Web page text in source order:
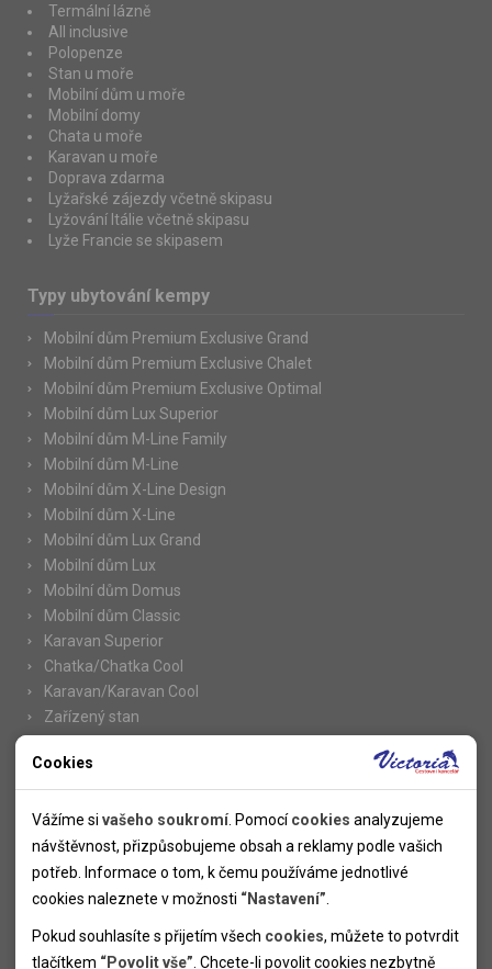
Termální lázně
All inclusive
Polopenze
Stan u moře
Mobilní dům u moře
Mobilní domy
Chata u moře
Karavan u moře
Doprava zdarma
Lyžařské zájezdy včetně skipasu
Lyžování Itálie včetně skipasu
Lyže Francie se skipasem
Typy ubytování kempy
Mobilní dům Premium Exclusive Grand
Mobilní dům Premium Exclusive Chalet
Mobilní dům Premium Exclusive Optimal
Mobilní dům Lux Superior
Mobilní dům M-Line Family
Mobilní dům M-Line
Mobilní dům X-Line Design
Mobilní dům X-Line
Mobilní dům Lux Grand
Mobilní dům Lux
Mobilní dům Domus
Mobilní dům Classic
Karavan Superior
Chatka/Chatka Cool
Karavan/Karavan Cool
Zařízený stan
Informace
Novinky
Kolektivy
SUPER FIRST MINUTE
Informace k letním pobytům
Informace o letecké dopravě
Cookies
Vážíme si vašeho soukromí . Pomocícookies analyzujeme
návštěvnost, přizpůsobujeme obsah a reklamy podle vašich
potřeb. Informace o tom, k čemu používáme jednotlivé
cookies naleznete v možnosti “Nastavení”
Pokud souhlasíte s přijetím všech cookies, můžete to potvrdit
tlačítkem “Povolit vše” . Chcete-li povolit cookies nezbytně
Nutné cookies pomáhají, aby byla webová stránka použitelná
tak, že umožní základní funkce jako navigace stránky a
přístup k zabezpečeným sekcím webové stránky. Webová
stránka nemůže správně fungovat bez těchto cookies.
Analytické cookies